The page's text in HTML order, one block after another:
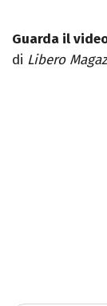
Guarda il
di Libero